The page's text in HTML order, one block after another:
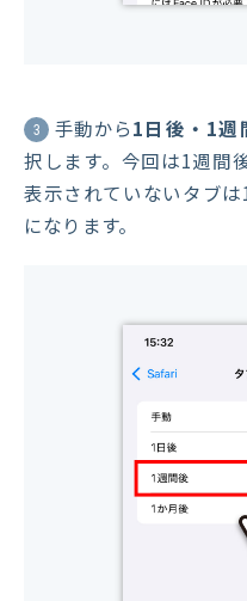
3 手動から1日後・1週
択します。今回は1週間
表示されていないタブ
になります。